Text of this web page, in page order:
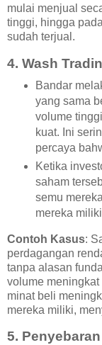
mulai menjual
tinggi, hingga
sudah terjual.
4. Wash
Bandar
yang sama
volume
kuat. Ini
percaya
Ketika
saham
semu
mereka
Contoh Kasus:
perdagangan
tanpa alasan
volume
minat beli
mereka miliki,
5.